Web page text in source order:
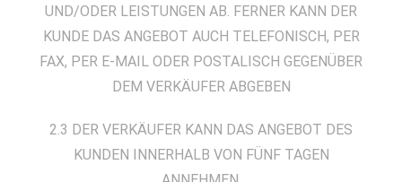
UND/ODER LEISTUNGEN AB. FERNER KANN DER
KUNDE DAS ANGEBOT AUCH TELEFONISCH, PER
FAX, PER E-MAIL ODER POSTALISCH GEGENÜBER
DEM VERKÄUFER ABGEBEN
2.3 DER VERKÄUFER KANN DAS ANGEBOT DES
KUNDEN INNERHALB VON FÜNF TAGEN